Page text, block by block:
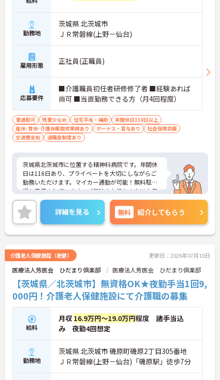
境です
・未経験者の応募に対応しており介護分野への挑戦
が可能です
・介護職員初任者研修の取得支援制度があります
★生活基盤を整えながら長く勤務しやすい制度が整
っています
・住宅手当の支給があります
・扶養手当や資格手当など各種手当が設けられてい
ます
・退職金制度があり長期的なキャリア形成を目指せ
ます
★利用者に寄り添った個別ケアに携われる環境です
・少人数での生活環境の中で支援を行っています
います
・日常生活を通じた自立支援に取り組んでいます
★仕事とライフイベントの両立を支える制度があり
ます
・『年間休日108日』を確保しています
・育児休業制度が整備されています
・介護休業制度が整備されています
ご興味ある方はご興味ある方は面接ポイントをお伝
えしますので、お気軽にご連絡ください！
勤務地
茨城県 北茨城市
ＪＲ常磐線(上野－仙台)
雇用形態 正社員(正職員)
応募要件
■介護職員初任者研修修了者 ■経験あれば
尚可 ■当直勤務できる方（月4回程度）
車通勤可 残業少なめ 住宅手当・補助
年間休日110日以上
産休･育休･介護休暇取得実績あり
ボーナス・賞与あり
社会保険完備
交通費支給
退職金制度あり
茨城県北茨城市に位置する精神科病院です。年間休
日は116日あり、プライベートを大切にしながらご
勤務いただけます。マイカー通勤が可能！無料駐車
場も完備されています。ご興味をお持ちの方はお気
軽にお問い合わせください。
詳細を見る 無料 紹介してもらう
介護老人保健施設（老健） 更新日：2026年07月10日
医療法人芳医会 ひだまり倶楽部 医療法人芳医会 ひだまり倶楽部
【茨城県／北茨城市】無資格OK★夜勤手当1回9,
000円！介護老人保健施設にて介護職の募集
給料
月収 16.9万円～19.0万円程度 諸手当込
み 夜勤4回想定
勤務地
茨城県 北茨城市 磯原町磯原2丁目305番地
ＪＲ常磐線(上野－仙台)「磯原駅」徒歩7分